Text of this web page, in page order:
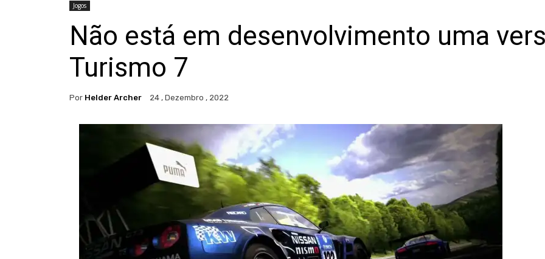
Jogos
Não está em desenvolvimento uma
Turismo 7
Por Helder Archer 24 , Dezembro , 2022